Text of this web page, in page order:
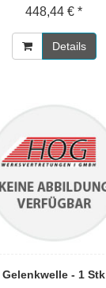
448,44 € *
Details
Gelenkwelle - 1 Stk